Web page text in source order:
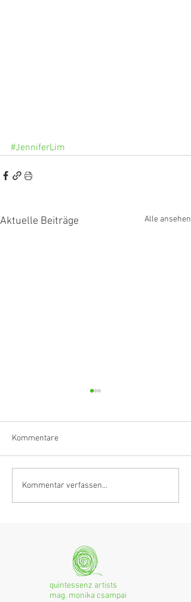
#JenniferLim
Aktuelle Beiträge Alle ansehen
Klarinettistin, Tonmeisterin,
Grenzgängerin
Kommentare
Kommentar verfassen...
quintessenz artists
mag. monika csampai